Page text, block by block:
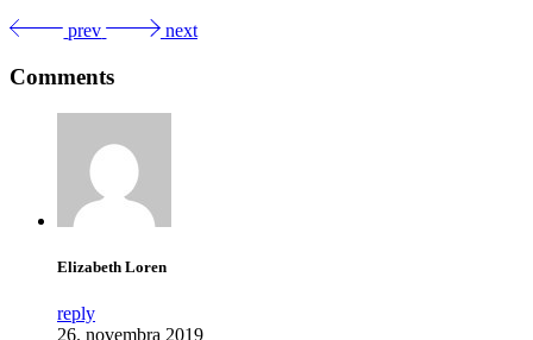
prev next
Comments
Elizabeth Loren
reply
26. novembra 2019